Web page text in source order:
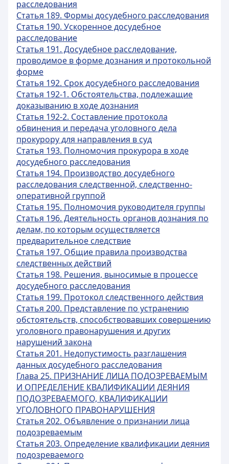
расследования
Статья 189. Формы досудебного расследования
Статья 190. Ускоренное досудебное
расследование
Статья 191. Досудебное расследование,
проводимое в форме дознания и протокольной
форме
Статья 192. Срок досудебного расследования
Статья 192-1. Обстоятельства, подлежащие
доказыванию в ходе дознания
Статья 192-2. Составление протокола
обвинения и передача уголовного дела
прокурору для направления в суд
Статья 193. Полномочия прокурора в ходе
досудебного расследования
Статья 194. Производство досудебного
расследования следственной, следственно-
оперативной группой
Статья 195. Полномочия руководителя группы
Статья 196. Деятельность органов дознания по
делам, по которым осуществляется
предварительное следствие
Статья 197. Общие правила производства
следственных действий
Статья 198. Решения, выносимые в процессе
досудебного расследования
Статья 199. Протокол следственного действия
Статья 200. Представление по устранению
обстоятельств, способствовавших совершению
уголовного правонарушения и других
нарушений закона
Статья 201. Недопустимость разглашения
данных досудебного расследования
Глава 25. ПРИЗНАНИЕ ЛИЦА ПОДОЗРЕВАЕМЫМ
И ОПРЕДЕЛЕНИЕ КВАЛИФИКАЦИИ ДЕЯНИЯ
ПОДОЗРЕВАЕМОГО, КВАЛИФИКАЦИИ
УГОЛОВНОГО ПРАВОНАРУШЕНИЯ
Статья 202. Объявление о признании лица
подозреваемым
Статья 203. Определение квалификации деяния
подозреваемого